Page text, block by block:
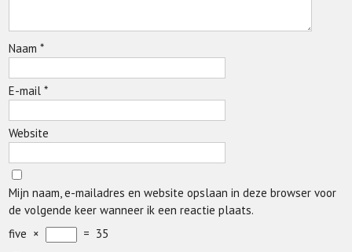
Naam*
E-mail*
Website
Mijn naam, e-mailadres en website opslaan in deze browser voor
de volgende keer wanneer ik een reactie plaats.
five × = 35